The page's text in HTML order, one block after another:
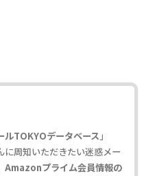
ルTOKYOデータベース 」
に周知いただきたい迷惑メー
Amazonプライム会員情報の